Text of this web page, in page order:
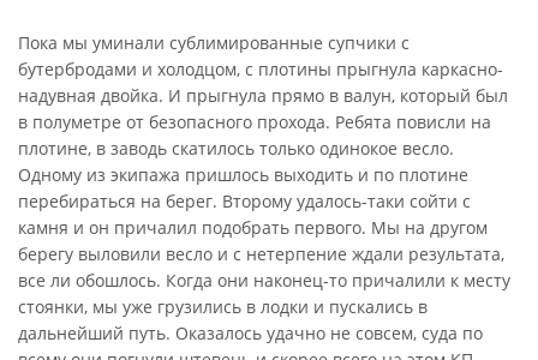
Пока мы уминали сублимированные супчики с
бутербродами и холодцом, с плотины прыгнула каркасно-
надувная двойка. И прыгнула прямо в валун, который был
в полуметре от безопасного прохода. Ребята повисли на
плотине, в заводь скатилось только одинокое весло.
Одному из экипажа пришлось выходить и по плотине
перебираться на берег. Второму удалось-таки сойти с
камня и он причалил подобрать первого. Мы на другом
берегу выловили весло и с нетерпение ждали результата,
все ли обошлось. Когда они наконец-то причалили к месту
стоянки, мы уже грузились в лодки и пускались в
дальнейший путь. Оказалось удачно не совсем, суда по